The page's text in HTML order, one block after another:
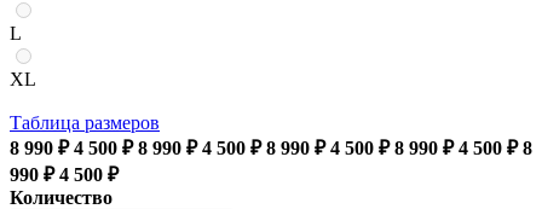
L
XL
Таблица размеров
8 990 ₽ 4 500 ₽ 8 990 ₽ 4 500 ₽ 8 990 ₽ 4 500 ₽ 8 990 ₽ 4 500 ₽ 8
990 ₽ 4 500 ₽
Количество